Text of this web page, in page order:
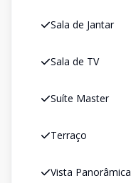
Sala de Jantar
Sala de TV
Suíte Master
Terraço
Vista Panorâmica